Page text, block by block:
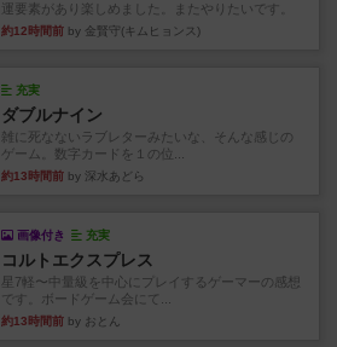
運要素があり楽しめました。またやりたいです。
約12時間前 by 金賢守(キムヒョンス)
充実
ダブルナイン
雑に死なないラブレターみたいな、そんな感じの
ゲーム。数字カードを１の位...
約13時間前 by 深水あどら
画像付き 充実
コルトエクスプレス
星7軽〜中量級を中心にプレイするゲーマーの感想
です。ボードゲーム会にて...
約13時間前 by おとん